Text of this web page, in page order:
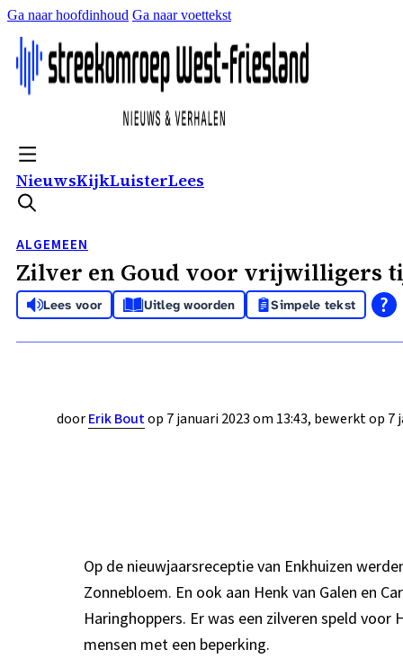
Ga naar hoofdinhoud Ga naar voettekst
NieuwsKijkLuisterLees
ALGEMEEN
Zilver en Goud voor vrijwilligers
Lees voor Uitleg woorden Simpele tekst
doorErik Boutop 7 januari 2023 om 13:43, bewerkt op 7
Op de nieuwjaarsreceptie van Enkhuizen
Zonnebloem. En ook aan Henk van Galen en
Haringhoppers. Er was een zilveren speld
mensen met een beperking.